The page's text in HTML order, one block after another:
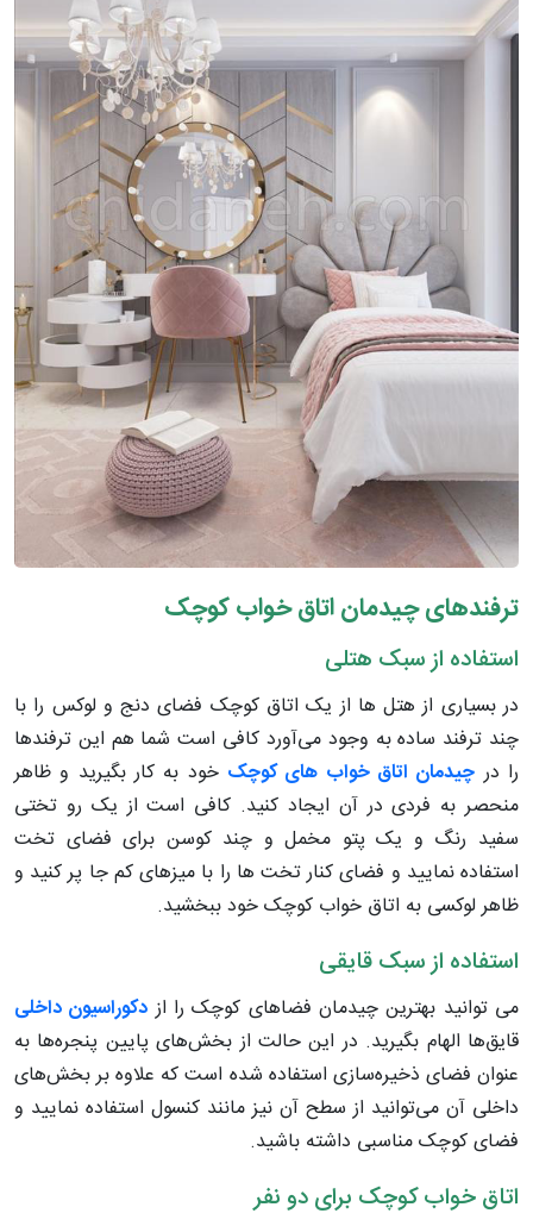
ترفندهای چیدمان اتاق خواب کوچک
استفاده از سبک هتلی
در بسیاری از هتل ها از یک اتاق کوچک فضای دنج و لوکس را با
چند ترفند ساده به وجود می‌آورد کافی است شما هم این ترفندها
را در چیدمان اتاق خواب های کوچک خود به کار بگیرید و ظاهر
منحصر به فردی در آن ایجاد کنید. کافی است از یک رو تختی
سفید رنگ و یک پتو مخمل و چند کوسن برای فضای تخت
استفاده نمایید و فضای کنار تخت ها را با میزهای کم جا پر کنید و
ظاهر لوکسی به اتاق خواب کوچک خود ببخشید.
استفاده از سبک قایقی
می توانید بهترین چیدمان فضاهای کوچک را از دکوراسیون داخلی
قایق‌ها الهام بگیرید. در این حالت از بخش‌های پایین پنجره‌ها به
عنوان فضای ذخیره‌سازی استفاده شده است که علاوه بر بخش‌های
داخلی آن می‌توانید از سطح آن نیز مانند کنسول استفاده نمایید و
فضای کوچک مناسبی داشته باشید.
اتاق خواب کوچک برای دو نفر